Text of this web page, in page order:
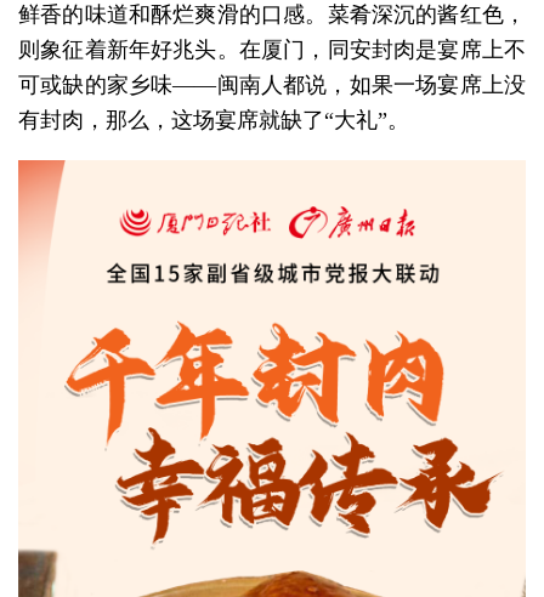
鲜香的味道和酥烂爽滑的口感。菜肴深沉的酱红色，
则象征着新年好兆头。在厦门，同安封肉是宴席上不
可或缺的家乡味——闽南人都说，如果一场宴席上没
有封肉，那么，这场宴席就缺了“大礼”。